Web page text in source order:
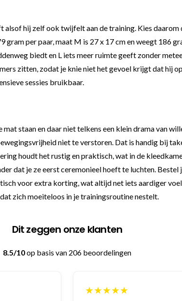
hij zelf ook twijfelt aan de training. Kies daarom
per paar, maat M is 27 x 17 cm en weegt 186
biedt en L iets meer ruimte geeft zonder
zitten, zodat je knie niet het gevoel krijgt dat hij
sessies bruikbaar.
staan en daar niet telkens een klein drama van
niet te verstoren. Dat is handig bij
houdt het rustig en praktisch, wat in de
dat je ze eerst ceremonieel hoeft te luchten.
voor extra korting, wat altijd net iets aardiger
zich moeiteloos in je trainingsroutine nestelt.
Dit zeggen onze klanten
8.5/10op basis van 206 beoordelingen
★★★★★